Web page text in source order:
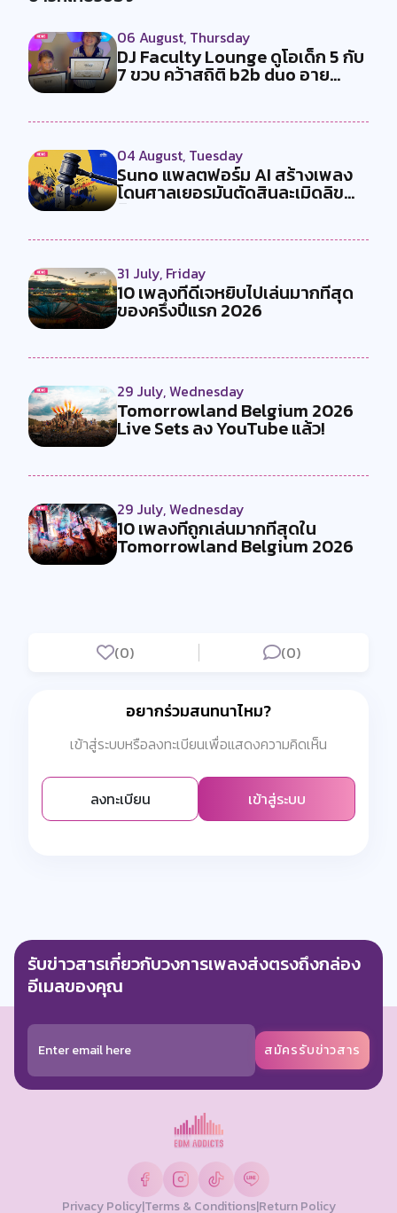
06 August, Thursday
DJ Faculty Lounge ดูโอเด็ก 5 กับ
7 ขวบ คว้าสถิติ b2b duo อาย...
04 August, Tuesday
Suno แพลตฟอร์ม AI สร้างเพลง
โดนศาลเยอรมันตัดสินละเมิดลิข
31 July, Friday
10 เพลงที่ดีเจหยิบไปเล่นมากที่สุด
ของครึ่งปีแรก 2026
29 July, Wednesday
Tomorrowland Belgium 2026
Live Sets ลง YouTube แล้ว!
29 July, Wednesday
10 เพลงที่ถูกเล่นมากที่สุดใน
Tomorrowland Belgium 2026
(0) (0)
อยากร่วมสนทนาไหม?
เข้าสู่ระบบหรือลงทะเบียนเพื่อแสดงความคิดเห็น
ลงทะเบียน เข้าสู่ระบบ
รับข่าวสารเกี่ยวกับวงการเพลงส่งตรงถึงกล่อง
อีเมลของคุณ
สมัครรับข่าวสาร
Privacy Policy|Terms & Conditions|Return Policy